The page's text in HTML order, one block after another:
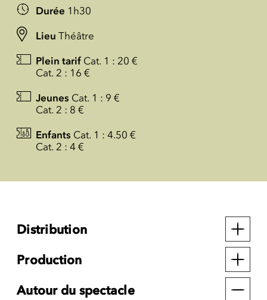
Durée 1h30
Lieu Théâtre
Plein tarif Cat. 1 : 20 €
Cat. 2 : 16 €
Jeunes Cat. 1 : 9 €
Cat. 2 : 8 €
Enfants Cat. 1 : 4.50 €
Cat. 2 : 4 €
Distribution
Production
Autour du spectacle